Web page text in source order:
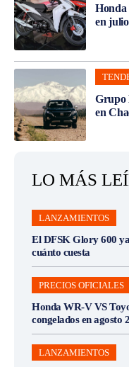
Honda
en
Grupo
en
LO MÁS
LANZAMIENTOS
El DFSK Glory 600
cuánto cuesta
PRECIOS OFICIALES
Honda WR-V VS
congelados en agosto
LANZAMIENTOS